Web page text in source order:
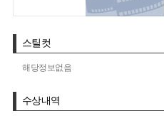
스틸컷
해당정보없음
수상내역